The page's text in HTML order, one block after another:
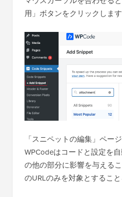
用」ボタンをクリックします
「スニペットの編集」ペー
WPCodeはコードと設定を
の他の部分に影響を与える
のURLのみを対象とすること